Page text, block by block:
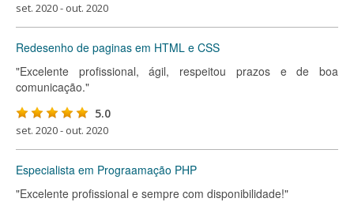
set. 2020 - out. 2020
Redesenho de paginas em HTML e CSS
"Excelente profissional, ágil, respeitou prazos e de boa
comunicação."
5.0
set. 2020 - out. 2020
Especialista em Prograamação PHP
"Excelente profissional e sempre com disponibilidade!"